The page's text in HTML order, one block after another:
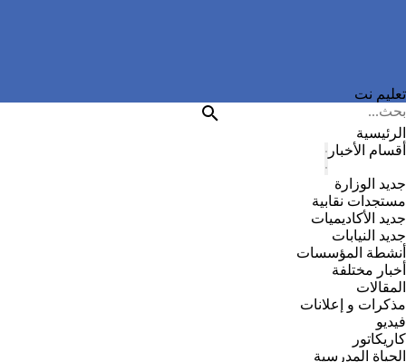
تعليم نت
الرئيسية
أقسام الأخبار
جديد الوزارة
مستجدات نقابية
جديد الأكاديميات
جديد النيابات
أنشطة المؤسسات
أخبار مختلفة
المقالات
مذكرات و إعلانات
فيديو
كاريكاتور
الحياة المدرسية